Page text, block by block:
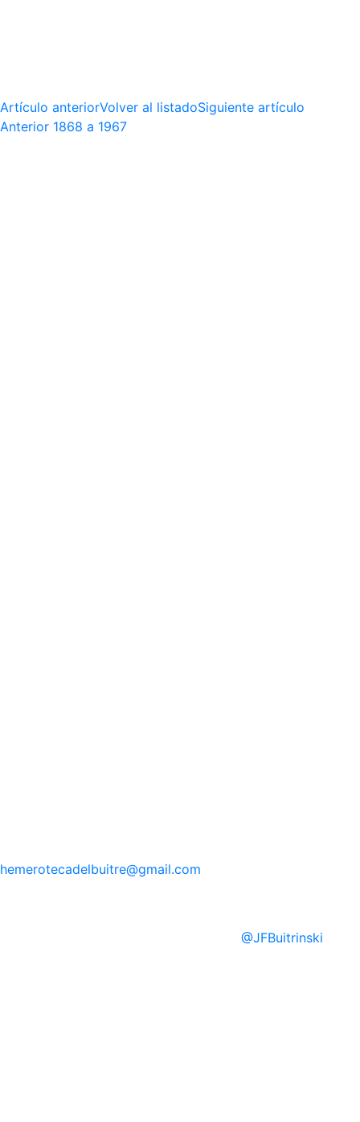
Artículo anteriorVolver al listadoSiguiente artículo
Anterior 1868 a 1967
hemerotecadelbuitre@gmail.com
@JFBuitrinski